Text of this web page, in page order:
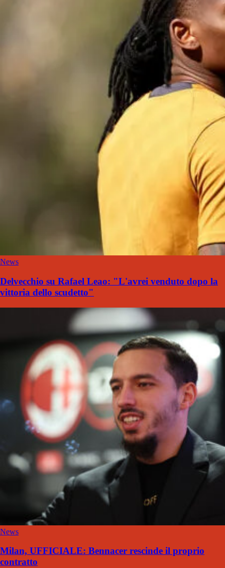
News
Delvecchio su Rafael Leao: "L'avrei venduto dopo la
vittoria dello scudetto"
News
Milan, UFFICIALE: Bennacer rescinde il proprio
contratto